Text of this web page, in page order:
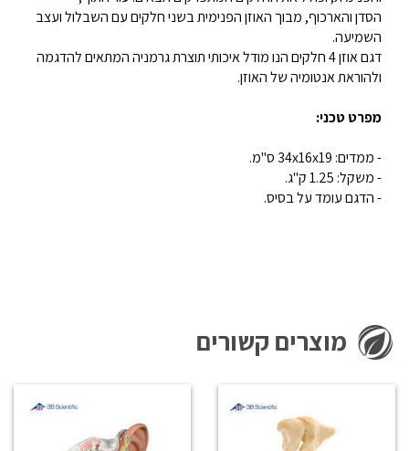
הסדן והארכוף, מבוך האוזן הפנימית בשני חלקים עם השבלול ועצב
השמיעה.
דגם אוזן 4 חלקים הנו מודל איכותי תוצרת גרמניה המתאים להדגמה
ולהוראת אנטומיה של האוזן.
מפרט טכני:
- ממדים: 34x16x19 ס"מ.
- משקל: 1.25 ק"ג.
- הדגם עומד על בסיס.
מוצרים קשורים